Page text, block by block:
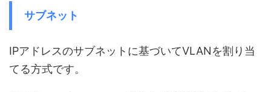
サブネット
IPアドレスのサブネットに基づいてVLANを割り当
てる方式です。